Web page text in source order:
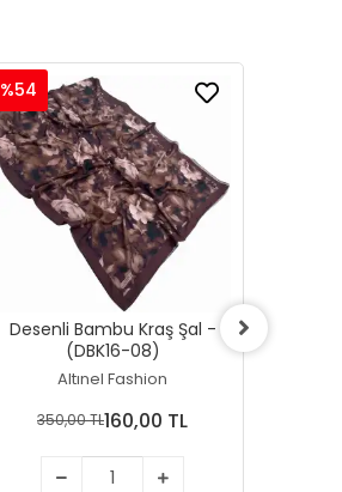
Desenli Bambu Kraş Şal -
(DBK16-08)
Altınel Fashion
%54
350,00 TL160,00 TL